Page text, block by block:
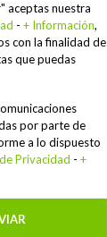
aceptas nuestra
- + Información,
con la finalidad de
que puedas
por parte de
a lo dispuesto
Privacidad - +